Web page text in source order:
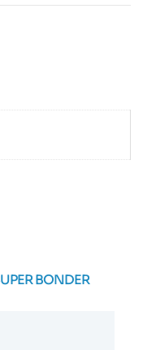
BONDER